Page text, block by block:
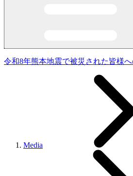
令和8年熊本地震で被災された皆様
Media